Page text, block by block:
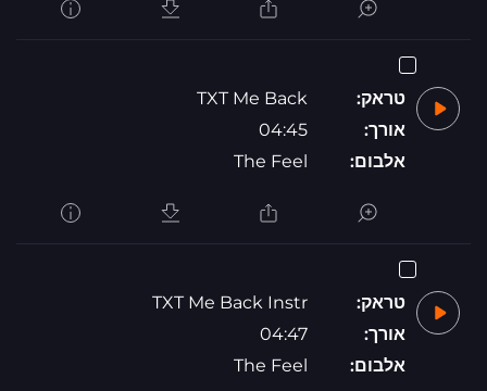
טראק:
TXT Me Back
אורך:
04:45
אלבום:
The Feel
טראק:
TXT Me Back Instr
אורך:
04:47
אלבום:
The Feel